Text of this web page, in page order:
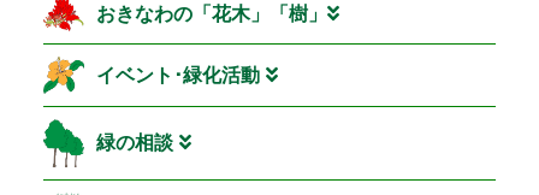
おきなわの「花木」「樹」
イベント･緑化活動
緑の相談